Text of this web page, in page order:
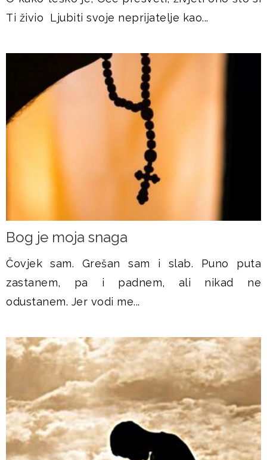
Ti živio Ljubiti svoje neprijatelje kao...
​Bog je moja snaga
Čovjek sam. Grešan sam i slab. Puno puta
zastanem, pa i padnem, ali nikad ne
odustanem. Jer vodi me...